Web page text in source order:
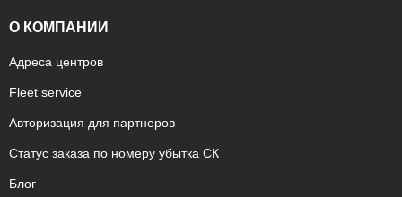
О КОМПАНИИ
Адреса центров
Fleet service
Авторизация для партнеров
Статус заказа по номеру убытка СК
Блог